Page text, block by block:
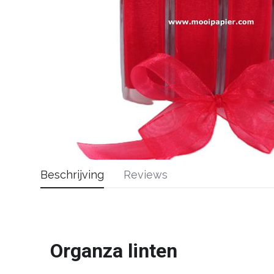
Beschrijving
Organza linten
Reviews